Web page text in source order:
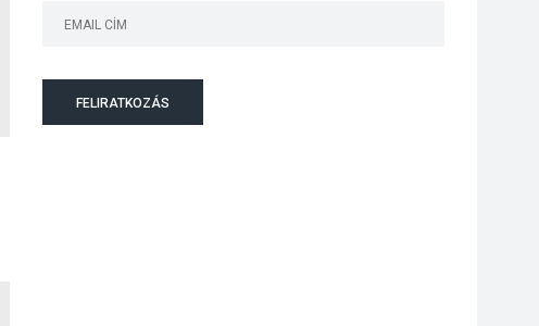
FELIRATKOZÁS